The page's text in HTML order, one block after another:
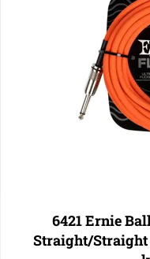
6421 Ernie
Straight/Straight